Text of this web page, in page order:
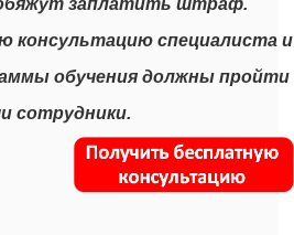
заплатить штраф.
консультацию специалиста и
обучения должны пройти
сотрудники.